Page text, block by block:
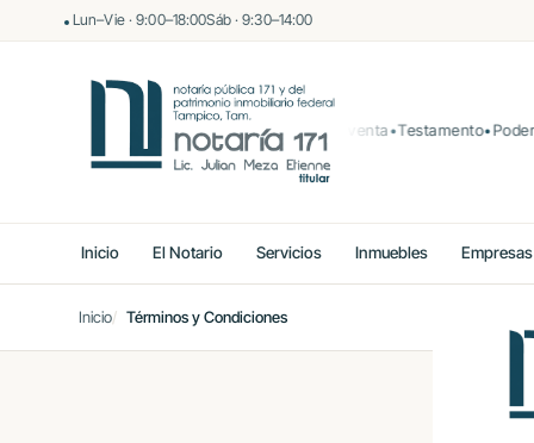
Lun–Vie · 9:00–18:00Sáb · 9:30–14:00
Compraventa Testamento Poder
Inicio El Notario Servicios Inmuebles Empresas
Inicio Términos y Condiciones